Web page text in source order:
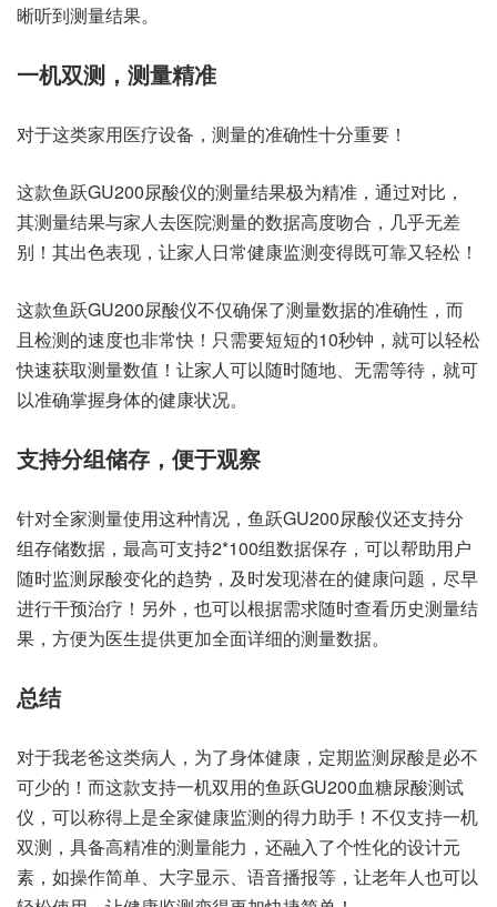
晰听到测量结果。
一机双测，测量精准
对于这类家用医疗设备，测量的准确性十分重要！
这款鱼跃GU200尿酸仪的测量结果极为精准，通过对比，
其测量结果与家人去医院测量的数据高度吻合，几乎无差
别！其出色表现，让家人日常健康监测变得既可靠又轻松！
这款鱼跃GU200尿酸仪不仅确保了测量数据的准确性，而
且检测的速度也非常快！只需要短短的10秒钟，就可以轻松
快速获取测量数值！让家人可以随时随地、无需等待，就可
以准确掌握身体的健康状况。
支持分组储存，便于观察
针对全家测量使用这种情况，鱼跃GU200尿酸仪还支持分
组存储数据，最高可支持2*100组数据保存，可以帮助用户
随时监测尿酸变化的趋势，及时发现潜在的健康问题，尽早
进行干预治疗！另外，也可以根据需求随时查看历史测量结
果，方便为医生提供更加全面详细的测量数据。
总结
对于我老爸这类病人，为了身体健康，定期监测尿酸是必不
可少的！而这款支持一机双用的鱼跃GU200血糖尿酸测试
仪，可以称得上是全家健康监测的得力助手！不仅支持一机
双测，具备高精准的测量能力，还融入了个性化的设计元
素，如操作简单、大字显示、语音播报等，让老年人也可以